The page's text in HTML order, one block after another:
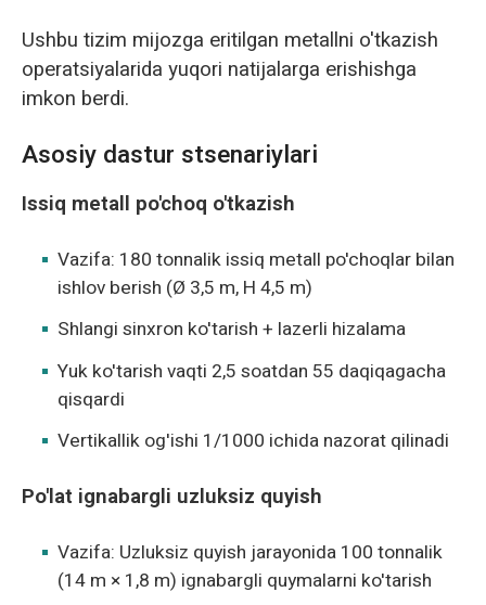
Ushbu tizim mijozga eritilgan metallni o'tkazish
operatsiyalarida yuqori natijalarga erishishga
imkon berdi.
Asosiy dastur stsenariylari
Issiq metall po'choq o'tkazish
Vazifa: 180 tonnalik issiq metall po'choqlar bilan
ishlov berish (Ø 3,5 m, H 4,5 m)
Shlangi sinxron ko'tarish + lazerli hizalama
Yuk ko'tarish vaqti 2,5 soatdan 55 daqiqagacha
qisqardi
Vertikallik og'ishi 1/1000 ichida nazorat qilinadi
Po'lat ignabargli uzluksiz quyish
Vazifa: Uzluksiz quyish jarayonida 100 tonnalik
(14 m × 1,8 m) ignabargli quymalarni ko'tarish